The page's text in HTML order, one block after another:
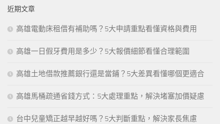
近期文章
高雄電動床租借有補助嗎？5大申請重點看懂資格與費用
高雄一日假牙費用是多少？5大報價細節看懂合理範圍
高雄土地借款推薦銀行還是當鋪？5大差異看懂哪個更適合
高雄馬桶疏通省錢方式：5大處理重點，解決堵塞加價疑慮
台中兒童矯正越早越好嗎？5大判斷重點，解決家長焦慮